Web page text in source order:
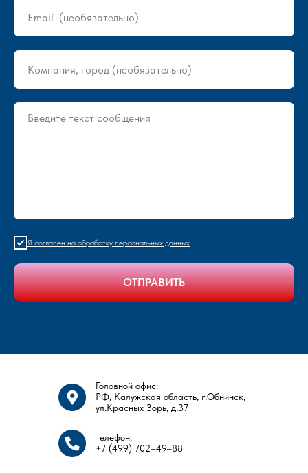
Я согласен на обработку персональных данных
ОТПРАВИТЬ
Головной офис:
РФ, Калужская область, г.Обнинск,
ул.Красных Зорь, д.37
Телефон:
+7 (499) 702–49–88